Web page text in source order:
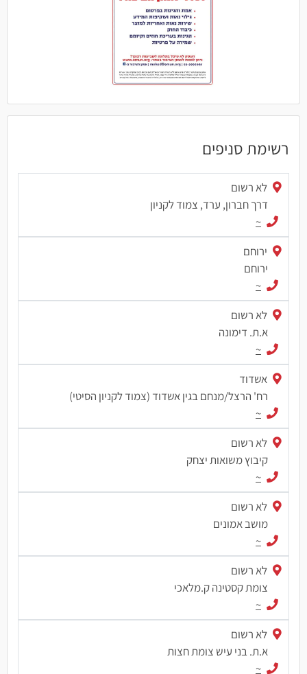
רשימת סניפים
לא רשום
דרך חברון, ערד, צמוד לקניון
~
ירוחם
ירוחם
~
לא רשום
א.ת. דימונה
~
אשדוד
רח' הרצל/מנחם בגין אשדוד (צמוד לקניון הסיטי)
~
לא רשום
קיבוץ משואות יצחק
~
לא רשום
מושב אמונים
~
לא רשום
צומת קסטינה ק.מלאכי
~
לא רשום
א.ת. בני עיש צומת חצות
~